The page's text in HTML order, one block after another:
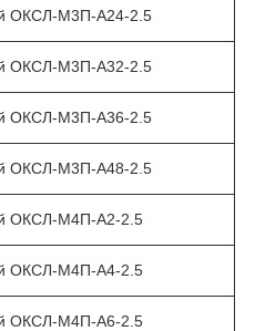
ОКСЛ-М3П-А24-2.5
ОКСЛ-М3П-А32-2.5
ОКСЛ-М3П-А36-2.5
ОКСЛ-М3П-А48-2.5
ОКСЛ-М4П-А2-2.5
ОКСЛ-М4П-А4-2.5
ОКСЛ-М4П-А6-2.5